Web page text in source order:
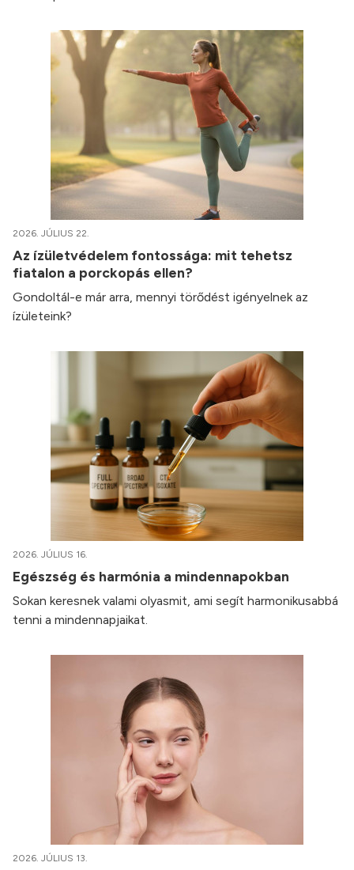
2026. JÚLIUS 22.
Az ízületvédelem fontossága: mit tehetsz
fiatalon a porckopás ellen?
Gondoltál-e már arra, mennyi törődést igényelnek az
ízületeink?
2026. JÚLIUS 16.
Egészség és harmónia a mindennapokban
Sokan keresnek valami olyasmit, ami segít harmonikusabbá
tenni a mindennapjaikat.
2026. JÚLIUS 13.